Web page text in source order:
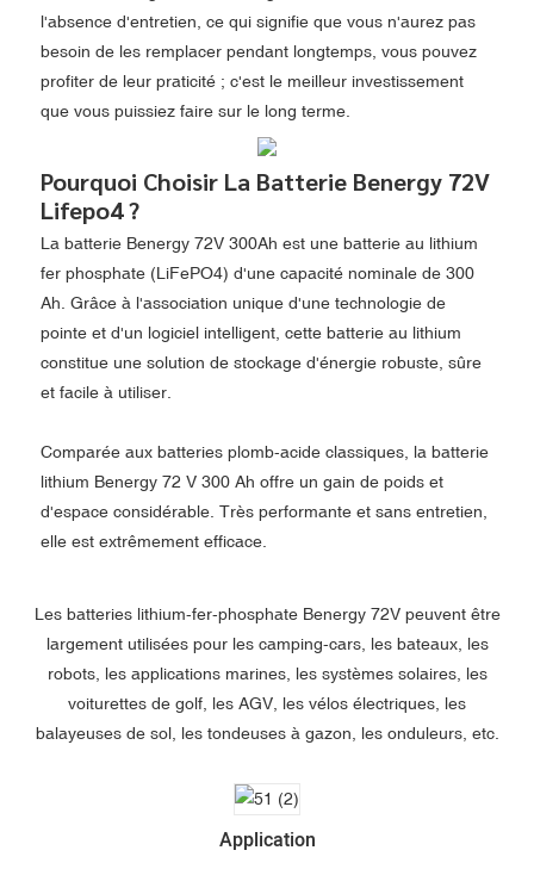
l'absence d'entretien, ce qui signifie que vous n'aurez pas
besoin de les remplacer pendant longtemps, vous pouvez
profiter de leur praticité ; c'est le meilleur investissement
que vous puissiez faire sur le long terme.
Pourquoi Choisir La Batterie Benergy 72V
Lifepo4 ?
La batterie Benergy 72V 300Ah est une batterie au lithium
fer phosphate (LiFePO4) d'une capacité nominale de 300
Ah. Grâce à l'association unique d'une technologie de
pointe et d'un logiciel intelligent, cette batterie au lithium
constitue une solution de stockage d'énergie robuste, sûre
et facile à utiliser.
Comparée aux batteries plomb-acide classiques, la batterie
lithium Benergy 72 V 300 Ah offre un gain de poids et
d'espace considérable. Très performante et sans entretien,
elle est extrêmement efficace.
Les batteries lithium-fer-phosphate Benergy 72V peuvent être
largement utilisées pour les camping-cars, les bateaux, les
robots, les applications marines, les systèmes solaires, les
voiturettes de golf, les AGV, les vélos électriques, les
balayeuses de sol, les tondeuses à gazon, les onduleurs, etc.
Application